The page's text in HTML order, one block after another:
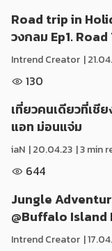
Road trip in
วงกลม Ep1.
Intrend Creator |
130
เที่ยวคนเดียวที่เชี
แอท ม่อนแจ่ม
iaN |20.04.23 | 3 min
644
Jungle
@Buffalo
Intrend Creator |